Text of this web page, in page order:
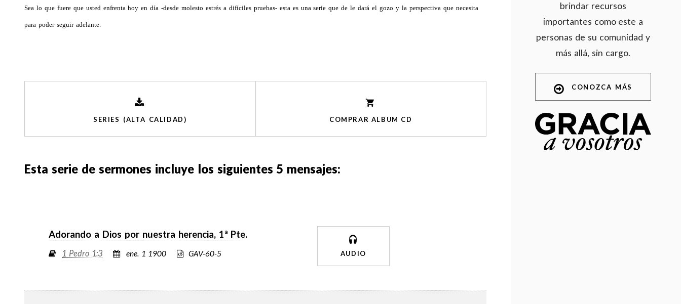
Sea lo que fuere que usted enfrenta hoy en día -desde molesto estrés a difíciles pruebas- esta es una serie que de le dará el gozo y la perspectiva que necesita
para poder seguir adelante.
SERIES (ALTA CALIDAD) COMPRAR ALBUM CD
Esta serie de sermones incluye los siguientes 5 mensajes:
Adorando a Dios por nuestra herencia, 1ª Pte.
1 Pedro 1:3 ene. 1 1900 GAV-60-5 AUDIO
brindar recursos
importantes como este a
personas de su comunidad y
más allá, sin cargo.
CONOZCA MÁS